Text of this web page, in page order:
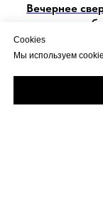
Вечернее
Cookies
Мы используем